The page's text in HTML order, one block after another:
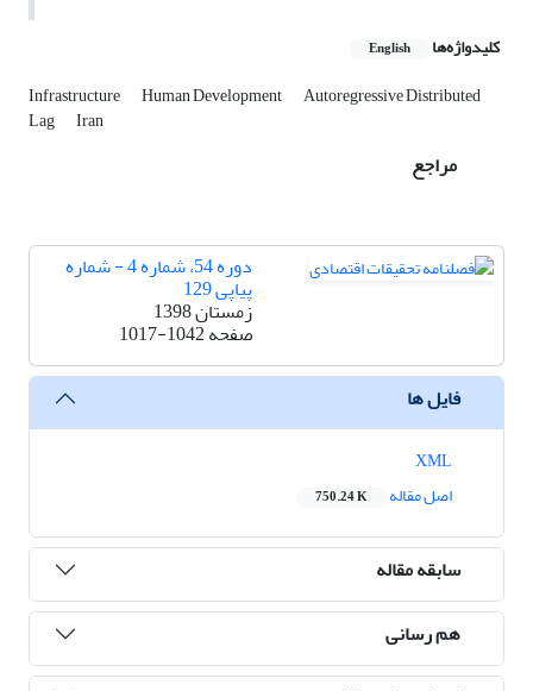
کلیدواژه‌ها English
Infrastructure Human Development Autoregressive Distributed
Lag Iran
مراجع
دوره 54، شماره 4 - شماره
پیاپی 129
زمستان 1398
صفحه1017-1042
فایل ها
اصل مقاله
750.24 K
سابقه مقاله
هم رسانی